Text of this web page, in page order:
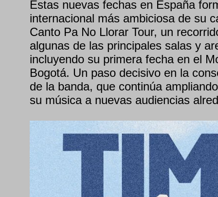
Estas nuevas fechas en España
internacional más ambiciosa de su
Canto Pa No Llorar Tour, un
algunas de las principales salas y
incluyendo su primera fecha en el
Bogotá. Un paso decisivo en la
de la banda, que continúa
su música a nuevas audiencias